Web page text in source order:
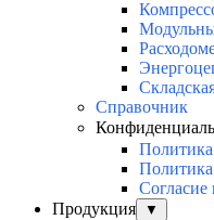
Справочник
Согласие
Продукция
▼